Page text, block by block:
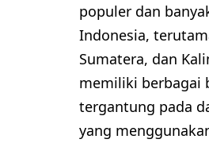
populer dan
Indonesia,
Sumatera, dan
memiliki berbagai
tergantung pada
yang